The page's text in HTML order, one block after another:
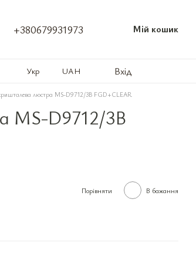
+380679931973 Мій кошик
Укр UAH Вхід
люстра MS-D9712/3B FGD+CLEAR
MS-D9712/3B
Порівняти В бажання